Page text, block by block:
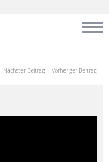
Vorheriger Beitrag
Nächster Beitrag